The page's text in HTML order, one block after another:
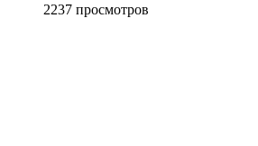
2237 просмотров